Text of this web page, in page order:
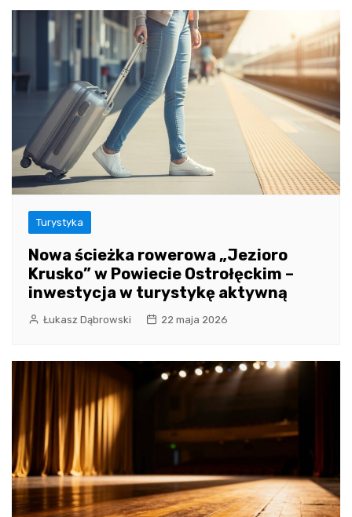
Turystyka
Nowa ścieżka rowerowa „Jezioro
Krusko” w Powiecie Ostrołęckim –
inwestycja w turystykę aktywną
Łukasz Dąbrowski 22 maja 2026